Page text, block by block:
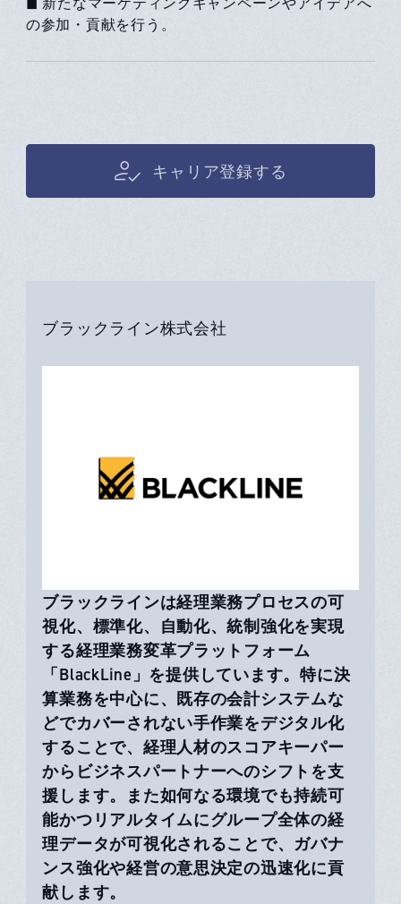
◼ 新たなマーケティングキャンペーンやアイデアへ
の参加・貢献を行う。
キャリア登録する
ブラックライン株式会社
ブラックラインは経理業務プロセスの可
視化、標準化、自動化、統制強化を実現
する経理業務変革プラットフォーム
「BlackLine」を提供しています。特に決
算業務を中心に、既存の会計システムな
どでカバーされない手作業をデジタル化
することで、経理人材のスコアキーパー
からビジネスパートナーへのシフトを支
援します。また如何なる環境でも持続可
能かつリアルタイムにグループ全体の経
理データが可視化されることで、ガバナ
ンス強化や経営の意思決定の迅速化に貢
献します。